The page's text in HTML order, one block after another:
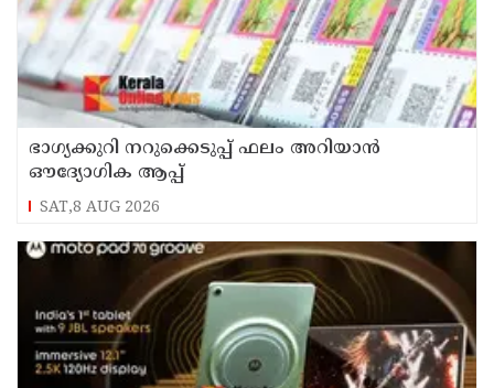
ഭാഗ്യക്കുറി നറുക്കെടുപ്പ് ഫലം അറിയാൻ
ഔദ്യോഗിക ആപ്പ്
SAT,8 AUG 2026